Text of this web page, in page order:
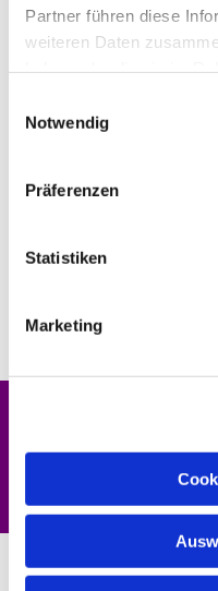
Partner führen diese
weiteren Daten
Notwendig
Präferenzen
Statistiken
Marketing
Dies könnte